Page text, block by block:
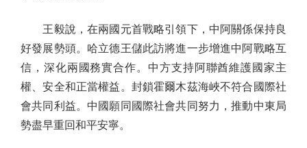
王毅說，在兩國元首戰略引領下，中阿關係保持良
好發展勢頭。哈立德王儲此訪將進一步增進中阿戰略互
信，深化兩國務實合作。中方支持阿聯酋維護國家主
權、安全和正當權益。封鎖霍爾木茲海峽不符合國際社
會共同利益。中國願同國際社會共同努力，推動中東局
勢盡早重回和平安寧。